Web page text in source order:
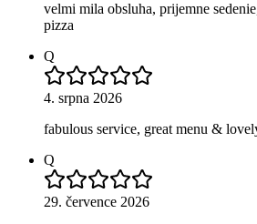
velmi mila obsluha, prijemne
pizza
Q
4. srpna 2026
fabulous service, great menu &
Q
29. července 2026